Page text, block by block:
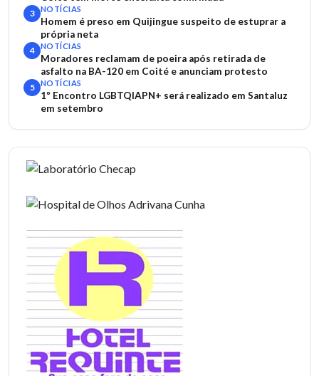
3 NOTÍCIAS
Homem é preso em Quijingue suspeito de estuprar a
própria neta
4 NOTÍCIAS
Moradores reclamam de poeira após retirada de
asfalto na BA-120 em Coité e anunciam protesto
5 NOTÍCIAS
1º Encontro LGBTQIAPN+ será realizado em Santaluz
em setembro